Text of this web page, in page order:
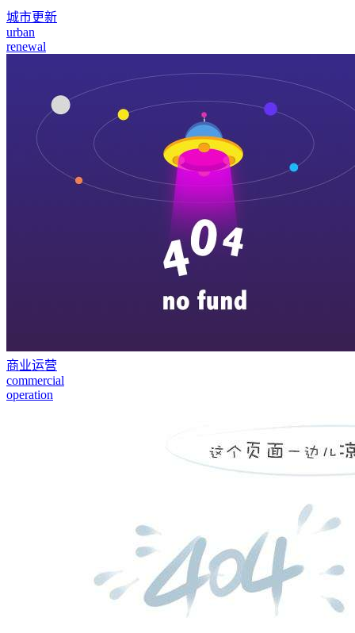
城市更新
urban
renewal
商业运营
commercial
operation